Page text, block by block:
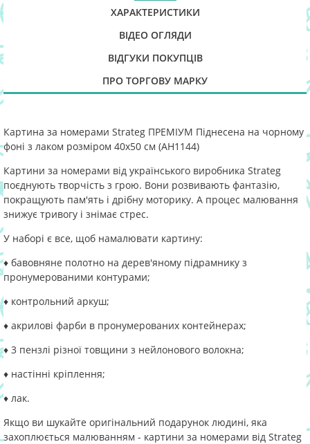
ХАРАКТЕРИСТИКИ
ВІДЕО ОГЛЯДИ
ВІДГУКИ ПОКУПЦІВ
ПРО ТОРГОВУ МАРКУ
Картина за номерами Strateg ПРЕМІУМ Піднесена на чорному
фоні з лаком розміром 40х50 см (AH1144)
Картини за номерами від українського виробника Strateg
поєднують творчість з грою. Вони розвивають фантазію,
покращують пам'ять і дрібну моторику. А процес малювання
знижує тривогу і знімає стрес.
У наборі є все, щоб намалювати картину:
♦ бавовняне полотно на дерев'яному підрамнику з
пронумерованими контурами;
♦ контрольний аркуш;
♦ акрилові фарби в пронумерованих контейнерах;
♦ 3 пензлі різної товщини з нейлонового волокна;
♦ настінні кріплення;
♦ лак.
Якщо ви шукайте оригінальний подарунок людині, яка
захоплюється малюванням - картини за номерами від Strateg